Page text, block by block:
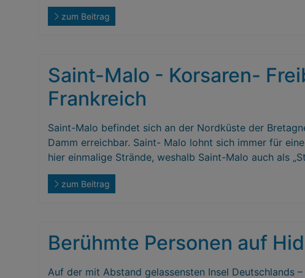
zum Beitrag
Saint-Malo - Korsaren-
Frankreich
Saint-Malo befindet sich an der Nordküste der
Damm erreichbar. Saint- Malo lohnt sich immer für
hier einmalige Strände, weshalb Saint-Malo auch als
zum Beitrag
Berühmte Personen auf
Auf der mit Abstand gelassensten Insel Deutschlands –